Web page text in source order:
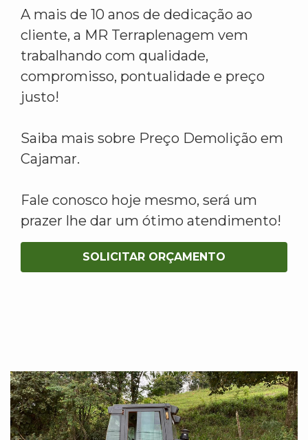
A mais de 10 anos de dedicação ao
cliente, a MR Terraplenagem vem
trabalhando com qualidade,
compromisso, pontualidade e preço
justo!
Saiba mais sobre Preço Demolição em
Cajamar.
Fale conosco hoje mesmo, será um
prazer lhe dar um ótimo atendimento!
SOLICITAR ORÇAMENTO